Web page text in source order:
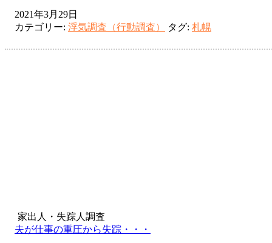
妻
と
気・・・
2021年3月29日
カテゴリー: 浮気調査（行動調査） タグ: 札幌
家出人・失踪人調査
夫が仕事の重圧から失踪・・・